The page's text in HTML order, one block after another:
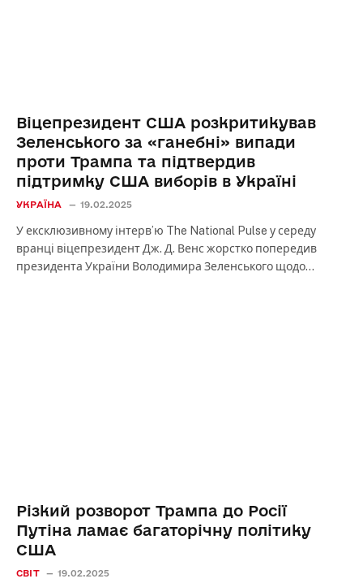
Віцепрезидент США розкритикував
Зеленського за «ганебні» випади
проти Трампа та підтвердив
підтримку США виборів в Україні
УКРАЇНА 19.02.2025
У ексклюзивному інтерв’ю The National Pulse у середу
вранці віцепрезидент Дж. Д. Венс жорстко попередив
президента України Володимира Зеленського щодо…
Різкий розворот Трампа до Росії
Путіна ламає багаторічну політику
США
СВІТ 19.02.2025